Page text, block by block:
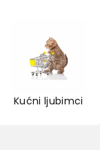
Kućni ljubimci